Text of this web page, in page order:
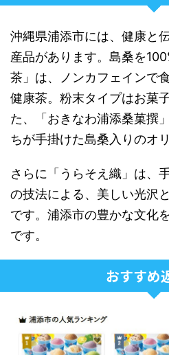
沖縄県浦添市には、健康と
産品があります。島桑を
茶」は、ノンカフェインで
健康茶。粉末タイプはお菓
た、「おきなわ浦添桑菓撰
ちが手掛けた島桑入りのオ
さらに「うらそえ織」は、
の技法による、美しい光沢
です。浦添市の豊かな文化
です。
おすすめ